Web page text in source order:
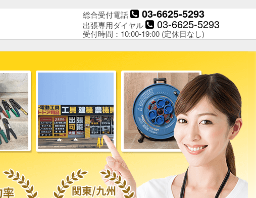
総合受付電話 03-6625-5293
出張専用ダイヤル 03-6625-5293
受付時間：10:00-19:00 (定休日なし)